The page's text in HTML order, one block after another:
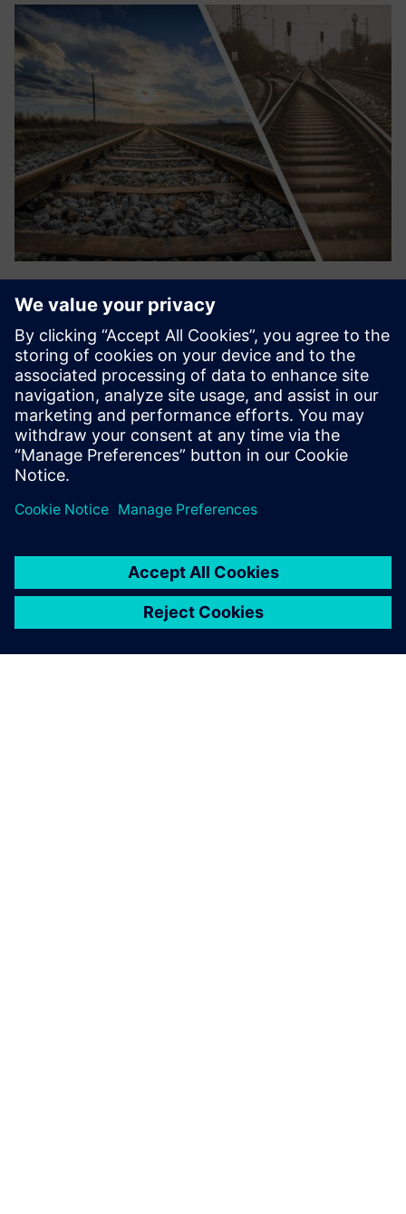
Automated Monitoring
Den generelle bryterytelsen, bryterbelastningen,
bryterustabiliteten og punktmaskinens funksjonalitet er
bare et utvalg av hva TrackSwitch360 fra Railmonitor kan gi
innsikt i. TrackBed360 overvåker de nøyaktige bevegelsene
til spo...
Lær mer